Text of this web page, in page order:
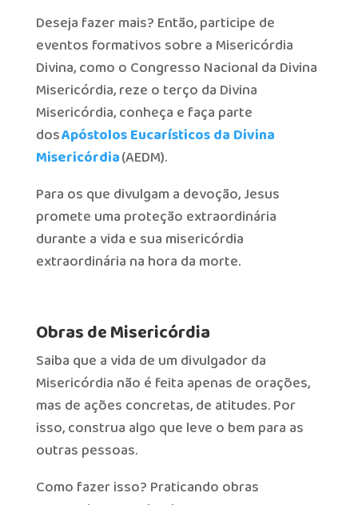
Deseja fazer mais? Então, participe de
eventos formativos sobre a Misericórdia
Divina, como o Congresso Nacional da Divina
Misericórdia, reze o terço da Divina
Misericórdia, conheça e faça parte
dosApóstolos Eucarísticos da Divina
Misericórdia(AEDM).
Para os que divulgam a devoção, Jesus
promete uma proteção extraordinária
durante a vida e sua misericórdia
extraordinária na hora da morte.
Obras de Misericórdia
Saiba que a vida de um divulgador da
Misericórdia não é feita apenas de orações,
mas de ações concretas, de atitudes. Por
isso, construa algo que leve o bem para as
outras pessoas.
Como fazer isso? Praticando obras